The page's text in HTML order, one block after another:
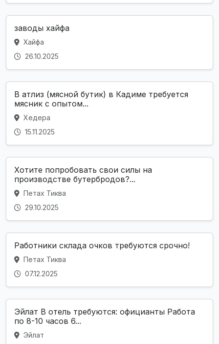
заводы хайфа
Хайфа
26.10.2025
В атлиз (мясной бутик) в Кадиме требуется
мясник с опытом...
Хедера
15.11.2025
Хотите попробовать свои силы на
производстве бутербродов?...
Петах Тиква
29.10.2025
Работники склада очков требуются срочно!
Петах Тиква
07.12.2025
Эйлат В отель требуются: официанты Работа
по 8-10 часов 6...
Эйлат